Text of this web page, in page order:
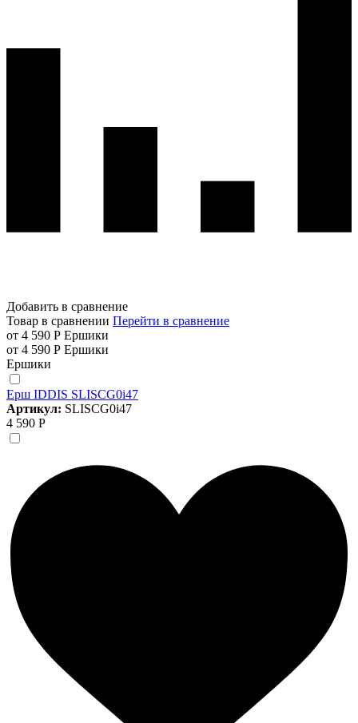
Добавить в сравнение
Товар в сравнении Перейти в сравнение
от 4 590 Р Ершики
от 4 590 Р Ершики
Ершики
Ерш IDDIS SLISCG0i47
Артикул: SLISCG0i47
4 590 Р